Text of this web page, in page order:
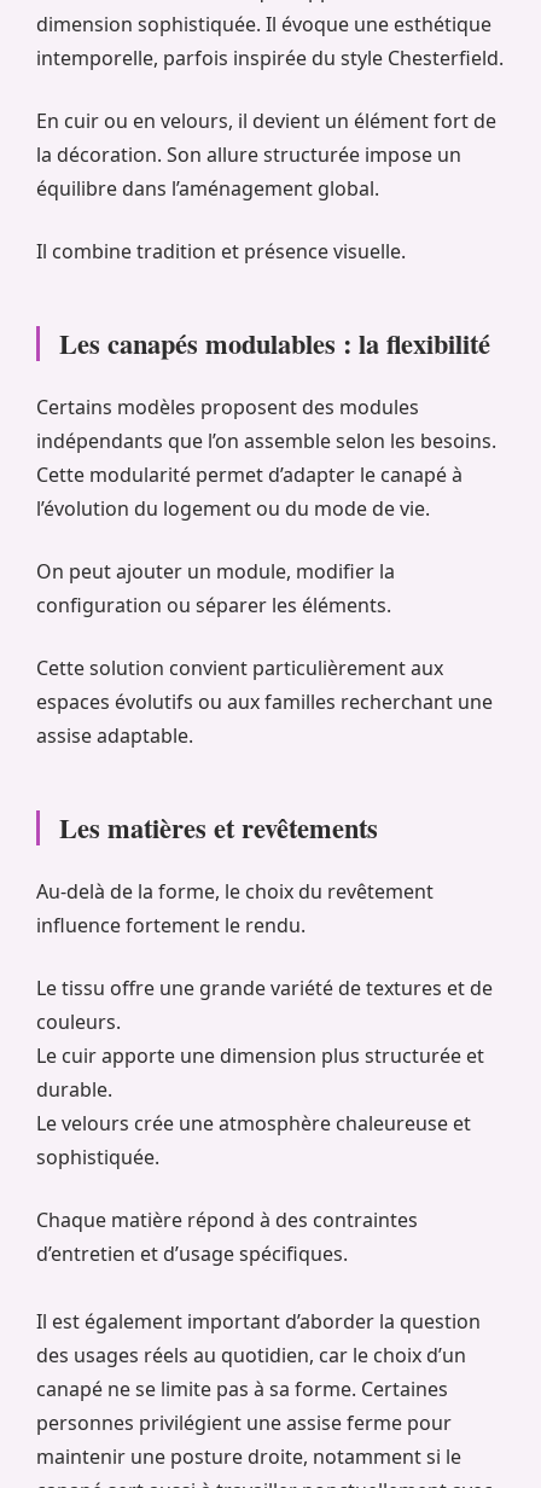
dimension sophistiquée. Il évoque une esthétique
intemporelle, parfois inspirée du style Chesterfield.
En cuir ou en velours, il devient un élément fort de
la décoration. Son allure structurée impose un
équilibre dans l’aménagement global.
Il combine tradition et présence visuelle.
Les canapés modulables : la flexibilité
Certains modèles proposent des modules
indépendants que l’on assemble selon les besoins.
Cette modularité permet d’adapter le canapé à
l’évolution du logement ou du mode de vie.
On peut ajouter un module, modifier la
configuration ou séparer les éléments.
Cette solution convient particulièrement aux
espaces évolutifs ou aux familles recherchant une
assise adaptable.
Les matières et revêtements
Au-delà de la forme, le choix du revêtement
influence fortement le rendu.
Le tissu offre une grande variété de textures et de
couleurs.
Le cuir apporte une dimension plus structurée et
durable.
Le velours crée une atmosphère chaleureuse et
sophistiquée.
Chaque matière répond à des contraintes
d’entretien et d’usage spécifiques.
Il est également important d’aborder la question
des usages réels au quotidien, car le choix d’un
canapé ne se limite pas à sa forme. Certaines
personnes privilégient une assise ferme pour
maintenir une posture droite, notamment si le